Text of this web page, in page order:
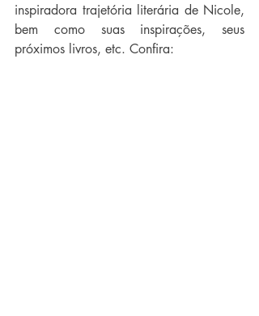
inspiradora trajetória literária de Nicole,
bem como suas inspirações, seus
próximos livros, etc. Confira: